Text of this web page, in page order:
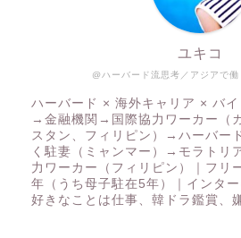
@ハーバード流思考／アジアで
ユキコ
ハーバード × 海外キャリア × バ
→金融機関→国際協力ワーカー（
スタン、フィリピン）→ハーバー
く駐妻（ミャンマー）→モラトリ
力ワーカー（フィリピン）｜フリ
年（うち母子駐在5年）｜インタ
好きなことは仕事、韓ドラ鑑賞、